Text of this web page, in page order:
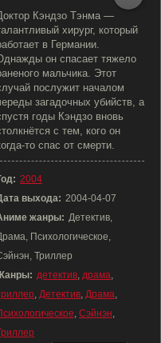
Кэндзо Тэнма —
хирург, который
в Германии.
он спасает тяжело
мальчика. Этот
послужит началом
загадочных убийств, а
годы Кэндзо вновь
с тем, кого он
то спас от смерти.
2004
выхода: 2004-04-07
жанры: Детектив,
Психологическое,
Триллер
детектив, драма,
, Детектив, Драма,
, Сэйнэн,